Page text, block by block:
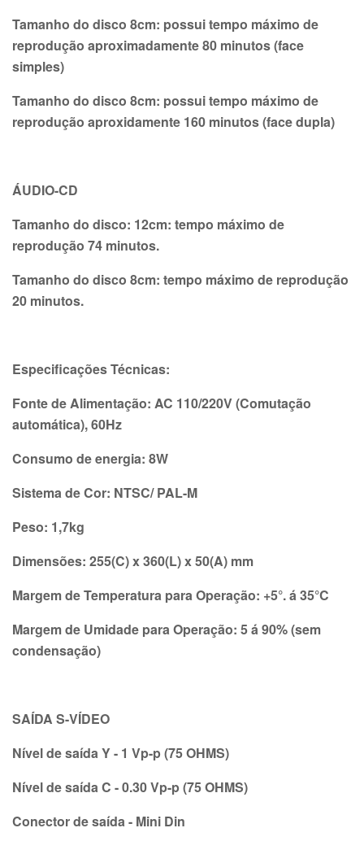
Tamanho do disco 8cm: possui tempo máximo de
reprodução aproximadamente 80 minutos (face
simples)
Tamanho do disco 8cm: possui tempo máximo de
reprodução aproxidamente 160 minutos (face dupla)
ÁUDIO-CD
Tamanho do disco: 12cm: tempo máximo de
reprodução 74 minutos.
Tamanho do disco 8cm: tempo máximo de reprodução
20 minutos.
Especificações Técnicas:
Fonte de Alimentação: AC 110/220V (Comutação
automática), 60Hz
Consumo de energia: 8W
Sistema de Cor: NTSC/ PAL-M
Peso: 1,7kg
Dimensões: 255(C) x 360(L) x 50(A) mm
Margem de Temperatura para Operação: +5°. á 35°C
Margem de Umidade para Operação: 5 á 90% (sem
condensação)
SAÍDA S-VÍDEO
Nível de saída Y - 1 Vp-p (75 OHMS)
Nível de saída C - 0.30 Vp-p (75 OHMS)
Conector de saída - Mini Din